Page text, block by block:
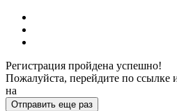
Регистрация пройдена успешно!
Пожалуйста, перейдите по ссылке
на
Отправить еще раз